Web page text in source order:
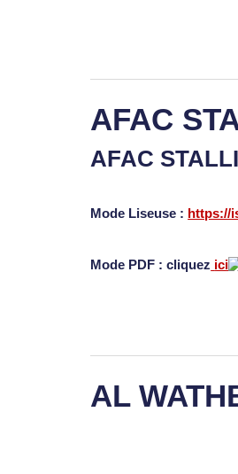
AFAC
AFAC
Mode Liseuse : https://
Mode PDF : cliquez ici
AL